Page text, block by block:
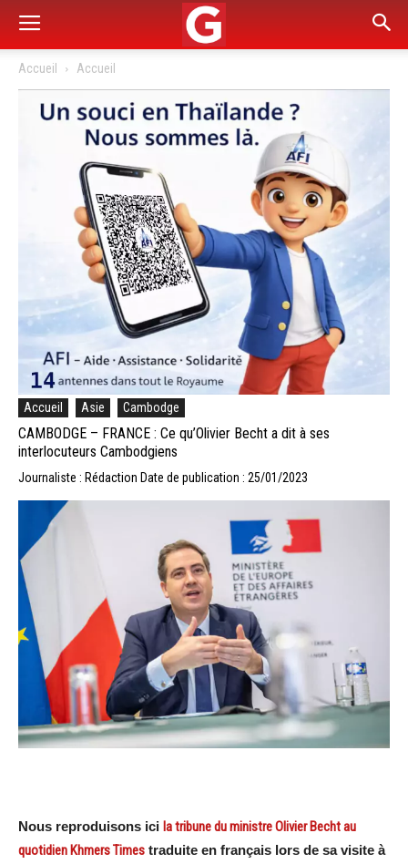
Accueil Accueil
Accueil Asie Cambodge
CAMBODGE – FRANCE : Ce qu’Olivier Becht a dit à ses
interlocuteurs Cambodgiens
Journaliste : Rédaction Date de publication : 25/01/2023
Nous reproduisons ici la tribune du ministre Olivier Becht au
quotidien Khmers Times traduite en français lors de sa visite à